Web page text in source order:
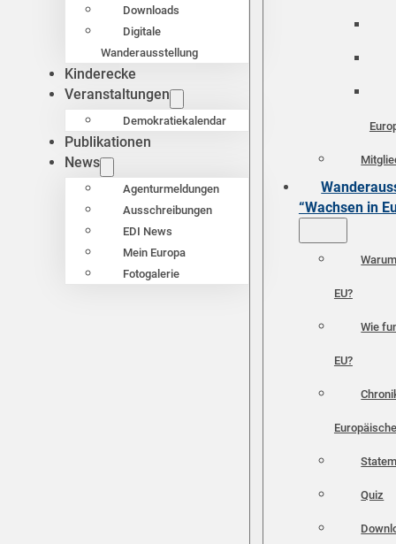
Downloads
Digitale
Wanderausstellung
Kinderecke
Veranstaltungen
Demokratiekalendar
Publikationen
News
Agenturmeldungen
Ausschreibungen
EDI News
Mein Europa
Fotogalerie
“Wachsen in
EU?
Wie
EU?
Quiz